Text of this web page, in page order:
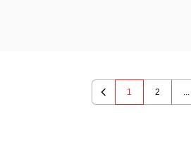
Previous
1 2 ...